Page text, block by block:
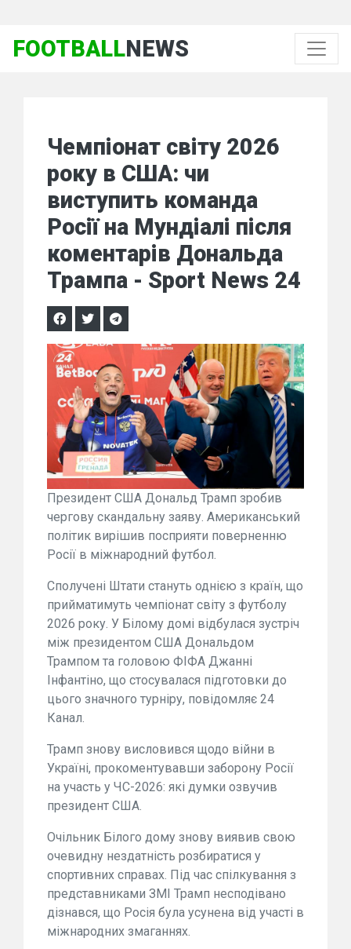
FOOTBALLNEWS
Чемпіонат світу 2026
року в США: чи
виступить команда
Росії на Мундіалі після
коментарів Дональда
Трампа - Sport News 24
Президент США Дональд Трамп зробив
чергову скандальну заяву. Американський
політик вирішив посприяти поверненню
Росії в міжнародний футбол.
Сполучені Штати стануть однією з країн, що
прийматимуть чемпіонат світу з футболу
2026 року. У Білому домі відбулася зустріч
між президентом США Дональдом
Трампом та головою ФІФА Джанні
Інфантіно, що стосувалася підготовки до
цього значного турніру, повідомляє 24
Канал.
Трамп знову висловився щодо війни в
Україні, прокоментувавши заборону Росії
на участь у ЧС-2026: які думки озвучив
президент США.
Очільник Білого дому знову виявив свою
очевидну нездатність розбиратися у
спортивних справах. Під час спілкування з
представниками ЗМІ Трамп несподівано
дізнався, що Росія була усунена від участі в
міжнародних змаганнях.